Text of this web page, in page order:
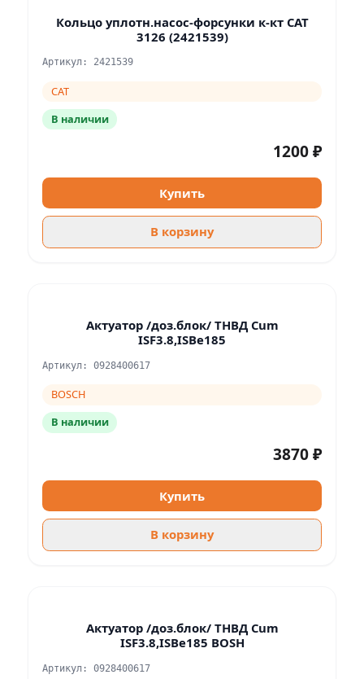
Кольцо уплотн.насос-форсунки к-кт CAT
3126 (2421539)
Артикул: 2421539
CAT
В наличии
1200 ₽
Купить
В корзину
Актуатор /доз.блок/ ТНВД Cum
ISF3.8,ISBe185
Артикул: 0928400617
BOSCH
В наличии
3870 ₽
Купить
В корзину
Актуатор /доз.блок/ ТНВД Cum
ISF3.8,ISBe185 BOSH
Артикул: 0928400617